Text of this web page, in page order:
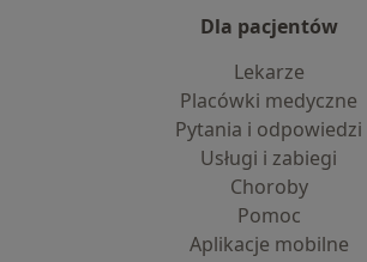
Dla pacjentów
Lekarze
Placówki medyczne
Pytania i odpowiedzi
Usługi i zabiegi
Choroby
Pomoc
Aplikacje mobilne